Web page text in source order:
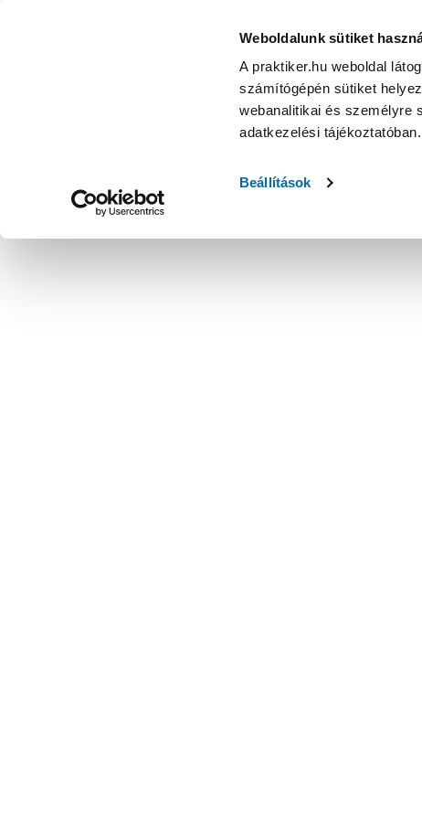
Weboldalunk sütiket
A praktiker.hu weboldal
számítógépén sütiket
webanalitikai és személyre
adatkezelési tájékoztatóban.
Beállítások